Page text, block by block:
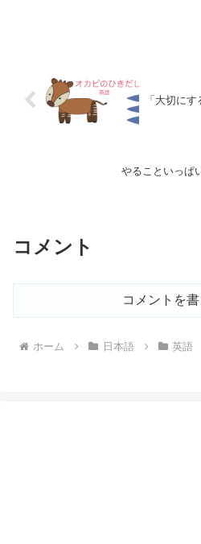
「大切に
やることいっぱ
コメント
コメントを
ホーム 日本語 英語